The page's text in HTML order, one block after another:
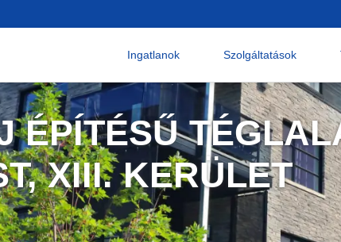
Ingatlanok Szolgáltatások
ÉPÍTÉSŰ
XIII. KERÜLET